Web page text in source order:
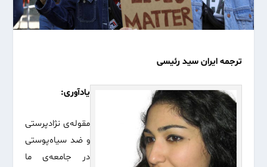
ترجمه ایران سید رئیسی
یادآوری:
مقوله‌ی نژادپرستی
و ضد سیاه‌پوستی
در جامعه‌ی ما